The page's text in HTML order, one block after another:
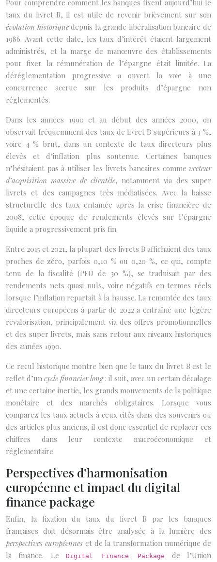
Pour comprendre comment les banques fixent aujourd’hui le
taux du livret B, il est utile de revenir brièvement sur son
évolution historiquedepuis la grande libéralisation bancaire de
1986. Avant cette date, les taux d’intérêt étaient largement
administrés, et la marge de manœuvre des établissements
pour fixer la rémunération de l’épargne était limitée. La
déréglementation progressive a ouvert la voie à une
concurrence accrue sur les produits d’épargne non
réglementés.
Dans les années 1990 et au début des années 2000, on
observait fréquemment des taux de livret B supérieurs à 3 %,
voire 4 % brut, dans un contexte de taux directeurs plus
élevés et d’inflation plus soutenue. Certaines banques
n’hésitaient pas à utiliser les livrets bancaires comme vecteur
d’acquisition massive de clientèle, notamment via des super
livrets et des campagnes très médiatisées. Avec la baisse
structurelle des taux entamée après la crise financière de
2008, cette époque de rendements élevés sur l’épargne
liquide a progressivement pris fin.
Entre 2015 et 2021, la plupart des livrets B affichaient des taux
proches de zéro, parfois 0,10 % ou 0,20 %, ce qui, compte
tenu de la fiscalité (PFU de 30 %), se traduisait par des
rendements nets quasi nuls, voire négatifs en termes réels
lorsque l’inflation repartait à la hausse. La remontée des taux
directeurs européens à partir de 2022 a entraîné une légère
revalorisation, principalement via des offres promotionnelles
et des super livrets, mais sans retour aux niveaux historiques
des années 1990.
Ce recul historique montre bien que le taux du livret B est le
reflet d’un cycle financier long: il suit, avec un certain décalage
et une certaine inertie, les grands mouvements de la politique
monétaire et des marchés obligataires. Lorsque vous
comparez les taux actuels à ceux cités dans des souvenirs ou
des articles plus anciens, il est donc essentiel de replacer ces
chiffres dans leur contexte macroéconomique et
réglementaire.
Perspectives d’harmonisation
européenne et impact du digital
finance package
Enfin, la fixation du taux du livret B par les banques
françaises doit désormais être analysée à la lumière des
perspectives européenneset de la transformation numérique de
la finance. Le
Digital Finance Package
de l’Union